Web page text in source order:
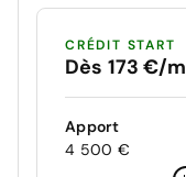
CRÉDIT START
Dès 173 €/
Apport
4 500 €